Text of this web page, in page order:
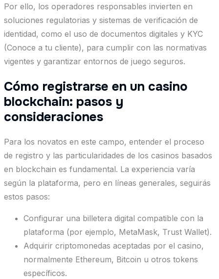
Por ello, los operadores responsables invierten en
soluciones regulatorias y sistemas de verificación de
identidad, como el uso de documentos digitales y KYC
(Conoce a tu cliente), para cumplir con las normativas
vigentes y garantizar entornos de juego seguros.
Cómo registrarse en un casino
blockchain: pasos y
consideraciones
Para los novatos en este campo, entender el proceso
de registro y las particularidades de los casinos basados
en blockchain es fundamental. La experiencia varía
según la plataforma, pero en líneas generales, seguirás
estos pasos:
Configurar una billetera digital compatible con la
plataforma (por ejemplo, MetaMask, Trust Wallet).
Adquirir criptomonedas aceptadas por el casino,
normalmente Ethereum, Bitcoin u otros tokens
específicos.